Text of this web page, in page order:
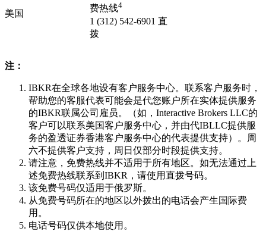
美国
费热线4
1 (312) 542-6901 直
拨
注：
IBKR在全球各地设有客户服务中心。联系客户服务时，
帮助您的客服代表可能会是代您账户所在实体提供服务
的IBKR联属公司雇员。（如，Interactive Brokers LLC的
客户可以联系美国客户服务中心，并由代IBLLC提供服
务的盈透证券香港客户服务中心的代表提供支持）。周
六不提供客户支持，周日仅部分时段提供支持。
请注意，免费热线并不适用于所有地区。如无法通过上
述免费热线联系到IBKR，请使用直拨号码。
该免费号码仅适用于俄罗斯。
从免费号码所在的地区以外拨出的电话会产生国际费
用。
电话号码仅供本地使用。